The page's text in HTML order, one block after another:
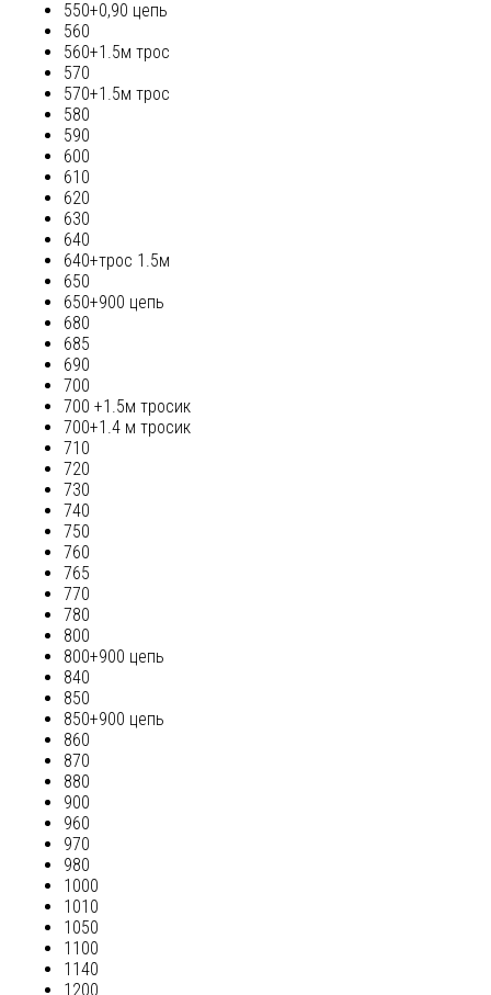
550+0,90 цепь
560
560+1.5м трос
570
570+1.5м трос
580
590
600
610
620
630
640
640+трос 1.5м
650
650+900 цепь
680
685
690
700
700 +1.5м тросик
700+1.4 м тросик
710
720
730
740
750
760
765
770
780
800
800+900 цепь
840
850
850+900 цепь
860
870
880
900
960
970
980
1000
1010
1050
1100
1140
1200